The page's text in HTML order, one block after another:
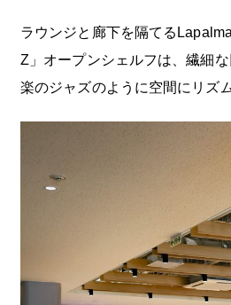
ラウンジと廊下を隔てる
Z」オープンシェルフは、繊細
楽のジャズのように空間にリズ